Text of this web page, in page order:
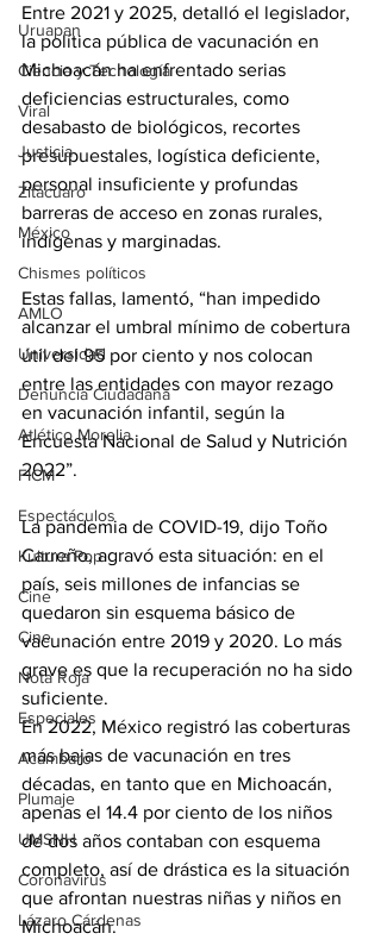
Uruapan
Ciencia y Tecnología
Viral
Justicia
Zitácuaro
México
Chismes políticos
AMLO
Universidad
Denuncia Ciudadana
Atlético Morelia
FICM
Espectáculos
Kultura Pop
Cine
Cine
Nota Roja
Especiales
Acámbaro
Plumaje
UMSNH
Coronavirus
Lázaro Cárdenas
Entre 2021 y 2025, detalló el legislador,
la política pública de vacunación en
Michoacán ha enfrentado serias
deficiencias estructurales, como
desabasto de biológicos, recortes
presupuestales, logística deficiente,
personal insuficiente y profundas
barreras de acceso en zonas rurales,
indígenas y marginadas.
Estas fallas, lamentó, “han impedido
alcanzar el umbral mínimo de cobertura
útil del 95 por ciento y nos colocan
entre las entidades con mayor rezago
en vacunación infantil, según la
Encuesta Nacional de Salud y Nutrición
2022”.
La pandemia de COVID-19, dijo Toño
Carreño, agravó esta situación: en el
país, seis millones de infancias se
quedaron sin esquema básico de
vacunación entre 2019 y 2020. Lo más
grave es que la recuperación no ha sido
suficiente.
En 2022, México registró las coberturas
más bajas de vacunación en tres
décadas, en tanto que en Michoacán,
apenas el 14.4 por ciento de los niños
de dos años contaban con esquema
completo, así de drástica es la situación
que afrontan nuestras niñas y niños en
Michoacán.